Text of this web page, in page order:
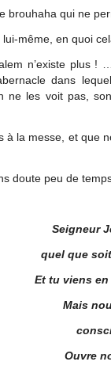
brouhaha qui ne
lui-même, en quoi
n’existe plus !
dans
ne les voit pas,
à la messe, et que
doute peu de
Seigneur
quel que
Et tu viens
Mais
Ouvre